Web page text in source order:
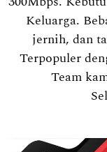
Keluarga.
jernih, dan
Terpopuler
Team